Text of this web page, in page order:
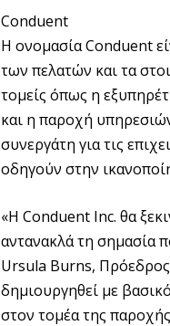
Conduent
Η ονομασία Conduent
των πελατών και τα
τομείς όπως η
και η παροχή
συνεργάτη για τις
οδηγούν στην
«Η Conduent Inc. θα
αντανακλά τη σημασία
Ursula Burns,
δημιουργηθεί με
στον τομέα της